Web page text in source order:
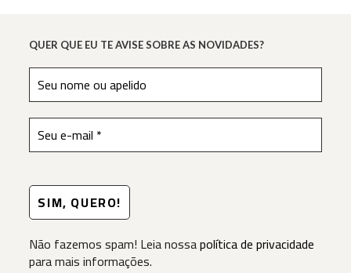
QUER QUE EU TE AVISE SOBRE AS NOVIDADES?
Não fazemos spam! Leia nossapolítica de privacidade
para mais informações.